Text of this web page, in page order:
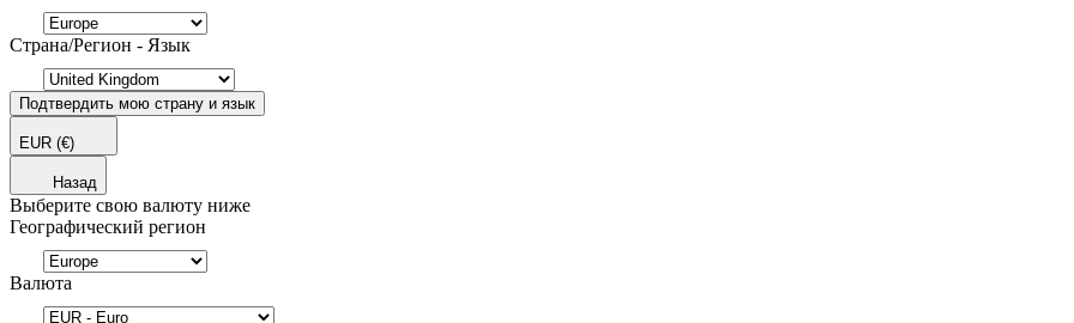
Страна/Регион - Язык
Подтвердить мою страну и язык
EUR (€)
Назад
Выберите свою валюту ниже
Географический регион
Валюта